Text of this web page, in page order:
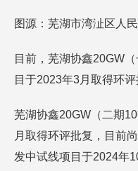
图源：芜湖市湾沚区人
目前，芜湖协鑫20GW
目于2023年3月取得环评
芜湖协鑫20GW（二期
月取得环评批复，目前
发中试线项目于2024年